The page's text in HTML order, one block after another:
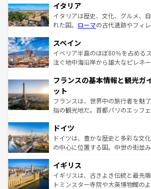
イタリア
イタリアは歴史、文化、グルメ、
れた国。 ローマの古代遺跡やフィ
ろん、トスカーナの美しい田園風
景など、自然景観も見逃せない。
ピザやパスタなど、絶品のイタリ
ませてくれるイタリアで、忘れら
なお、新着のイタリア情報は
しい。
スペイン
イベリア半島のほぼ80％を占める
注ぐ地中海沿岸から雄大なピレネ
文化が根付くこの国では、情熱的
れる闘牛、そして美味しいタパス
る。首都マドリードの洗練された
アートに溢れた街角から、地方で
せる。地方によって風土や気候が
性で訪れる人
ンテンツ一覧を参照してほしい。
フランスの基本情報と観光ガ
ット
フランスは、世界中の旅行者を魅
指の観光地だ。首都パリのエッフ
で、幅広い魅力が詰まっている。
聖堂、美しいビーチ、そして豊か
から魅了する。また、フランスは
いる。シャンパンの発祥地である
香り高いラベンダー畑など、多彩
らに、パリ以外の地域にも魅力が
ドイツ
ドイツは、豊かな歴史と多彩な文
の中心に位置する国。中世の街並
顔を持つこの国は、どこを歩いて
ルリンの文化的活気、バイエルン
してライン川沿いのワイン畑とい
イギリス
イギリスは、古きよき伝統と最先
トミンスター寺院や大英博物館の